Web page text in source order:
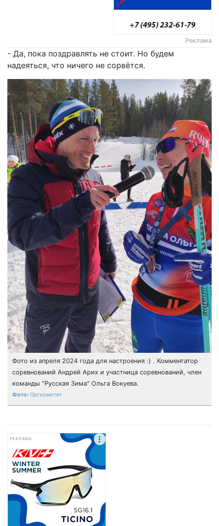
Реклама
- Да, пока поздравлять не стоит. Но будем
надеяться, что ничего не сорвётся.
Фото из апреля 2024 года для настроения :) . Комментатор
соревнований Андрей Арих и участница соревнований, член
команды "Русская Зима" Ольга Вокуева.
Оргкомитет
РЕКЛАМА